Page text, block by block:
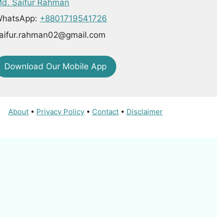
Saifur Rahman
+8801719541726
Download Our Mobile App
About • Privacy Policy • Contact • Disclaimer